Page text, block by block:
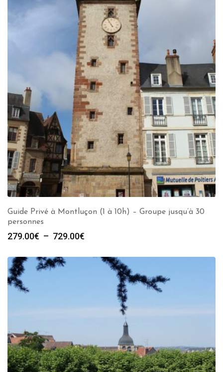
Guide Privé à Montluçon (1 à 10h) – Groupe jusqu’à 30
personnes
279.00€ – 729.00€
prix :
279.00€